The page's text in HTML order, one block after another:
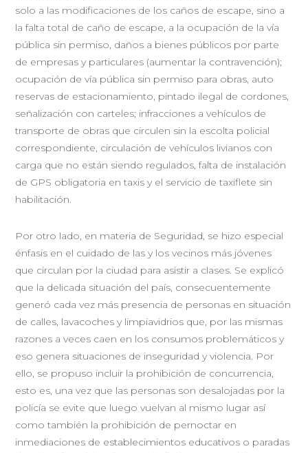
solo a las modificaciones de los caños de escape, sino a
la falta total de caño de escape, a la ocupación de la vía
pública sin permiso, daños a bienes públicos por parte
de empresas y particulares (aumentar la contravención);
ocupación de vía pública sin permiso para obras, auto
reservas de estacionamiento, pintado ilegal de cordones,
señalización con carteles; infracciones a vehículos de
transporte de obras que circulen sin la escolta policial
correspondiente, circulación de vehículos livianos con
carga que no están siendo regulados, falta de instalación
de GPS obligatoria en taxis y el servicio de taxiflete sin
habilitación.
Por otro lado, en materia de Seguridad, se hizo especial
énfasis en el cuidado de las y los vecinos más jóvenes
que circulan por la ciudad para asistir a clases. Se explicó
que la delicada situación del país, consecuentemente
generó cada vez más presencia de personas en situación
de calles, lavacoches y limpiavidrios que, por las mismas
razones a veces caen en los consumos problemáticos y
eso genera situaciones de inseguridad y violencia. Por
ello, se propuso incluir la prohibición de concurrencia,
esto es, una vez que las personas son desalojadas por la
policía se evite que luego vuelvan al mismo lugar así
como también la prohibición de pernoctar en
inmediaciones de establecimientos educativos o paradas